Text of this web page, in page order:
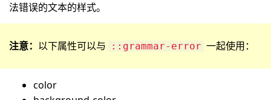
法错误的文本的样式。
注意： 以下属性可以与 ::grammar-error 一起使用：
color